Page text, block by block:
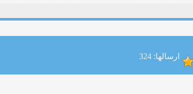
ارسالها: 324